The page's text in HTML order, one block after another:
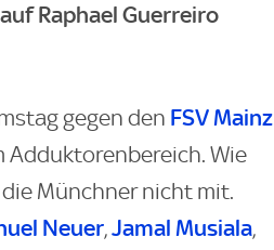
Raphael Guerreiro
gegen den FSV Mainz
Adduktorenbereich. Wie
Münchner nicht mit.
Neuer,Jamal Musiala,